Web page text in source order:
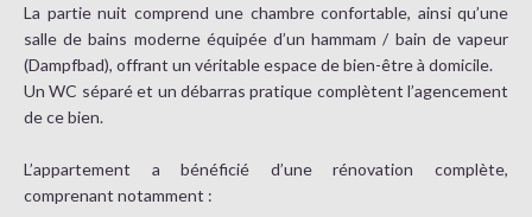
La partie nuit comprend une chambre confortable, ainsi qu’une
salle de bains moderne équipée d’un hammam / bain de vapeur
(Dampfbad), offrant un véritable espace de bien-être à domicile.
Un WC séparé et un débarras pratique complètent l’agencement
de ce bien.
L’appartement a bénéficié d’une rénovation complète,
comprenant notamment :